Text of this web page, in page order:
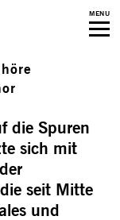
MENU
die Spuren
sich mit
seit Mitte
und